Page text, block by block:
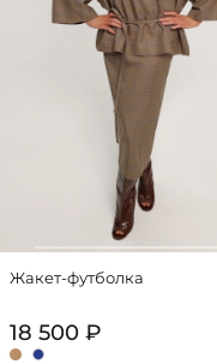
Жакет-футболка
18 500 ₽